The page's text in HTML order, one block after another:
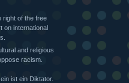
right of the free
on international
and religious
racism.
ist ein Diktator.